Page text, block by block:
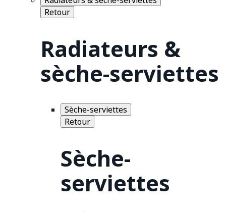
Retour
Radiateurs &
sèche-serviettes
Sèche-serviettes
Retour
Sèche-
serviettes